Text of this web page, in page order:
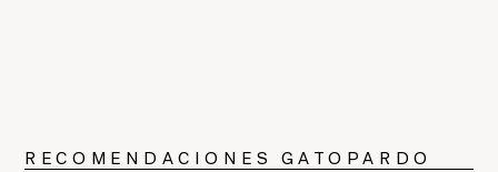
RECOMENDACIONES GATOPARDO